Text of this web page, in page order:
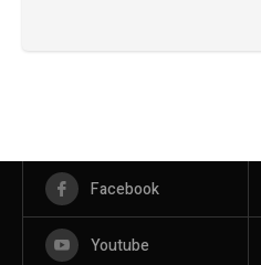
Facebook
Youtube